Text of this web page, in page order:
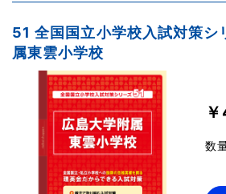
51 全国国立小学校入試対策シ
属東雲小学校
数